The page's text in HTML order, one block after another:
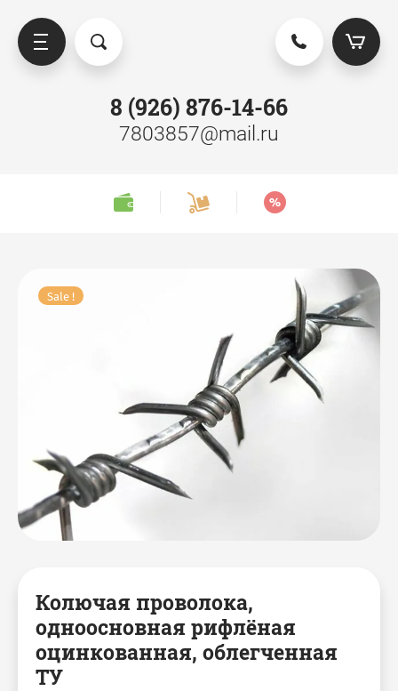
забора
8 (926) 876-14-66
7803857@mail.ru
Sale !
Колючая проволока,
одноосновная рифлёная
оцинкованная, облегченная
ТУ